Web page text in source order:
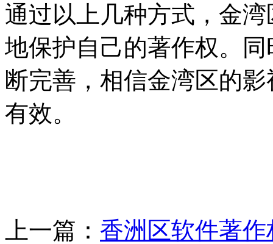
通过以上几种方式，金
地保护自己的著作权。
断完善，相信金湾区的
有效。
上一篇： 香洲区软件著